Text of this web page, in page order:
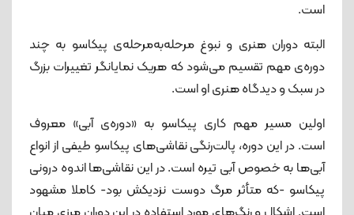
است.
البته دوران هنری و نبوغ مرحله‌به‌مرحله‌ی پیکاسو به چند
دوره‌ی مهم تقسیم می‌شود که هریک نمایانگر تغییرات بزرگ
در سبک و دیدگاه هنری او است.
اولین مسیر مهم کاری پیکاسو به «دوره‌ی آبی» معروف
است. در این دوره، پالت‌رنگی نقاشی‌های پیکاسو طیفی از انواع
آبی‌ها به خصوص آبی تیره است. در این نقاشی‌ها اندوه درونی
پیکاسو -که متأثر مرگ دوست نزدیکش بود- کاملا مشهود